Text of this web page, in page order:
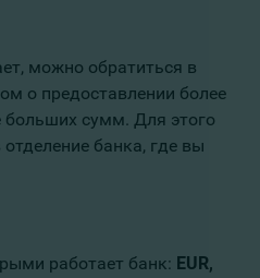
можно обратиться в
о предоставлении более
больших сумм. Для этого
банка, где вы
работает банк: EUR,